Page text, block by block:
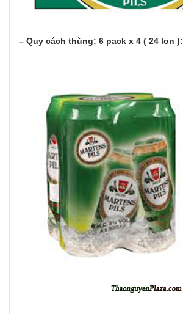
– Quy cách thùng: 6 pack x 4 ( 24 lon ):